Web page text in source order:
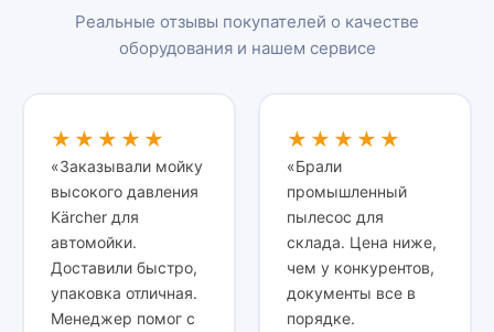
Реальные отзывы покупателей о качестве
оборудования и нашем сервисе
★★★★★
«Заказывали мойку
высокого давления
Kärcher для
автомойки.
Доставили быстро,
упаковка отличная.
Менеджер помог с
★★★★★
«Брали
промышленный
пылесос для
склада. Цена ниже,
чем у конкурентов,
документы все в
порядке.